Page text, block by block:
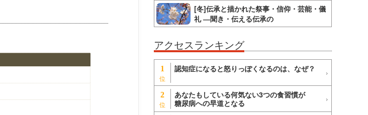
[冬]伝承と描かれた祭事・信仰・芸能・儀
礼 ―聞き・伝える伝承の
アクセスランキング
1 認知症になると怒りっぽくなるのは、なぜ？
2
あなたもしている何気ない3つの食習慣が
糖尿病への早道となる